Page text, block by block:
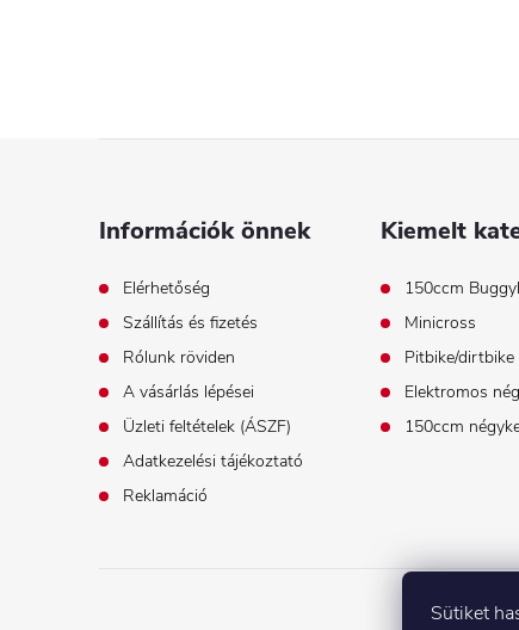
Sütiket
Információk önnek
Elérhetőség
Szállítás és fizetés
Rólunk röviden
A vásárlás lépései
Üzleti feltételek (ÁSZF)
Adatkezelési tájékoztató
Reklamáció
Kiemelt
150ccm
Minicross
Pitbike/dirtbike
Elektromos
150ccm